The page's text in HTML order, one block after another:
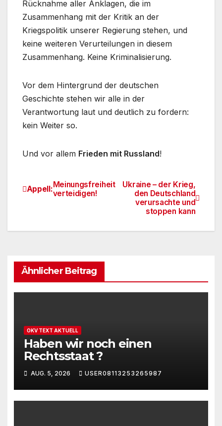
Rücknahme aller Anklagen, die im
Zusammenhang mit der Kritik an der
Kriegspolitik unserer Regierung stehen, und
keine weiteren Verurteilungen in diesem
Zusammenhang. Keine Kriminalisierung.
Vor dem Hintergrund der deutschen
Geschichte stehen wir alle in der
Verantwortung laut und deutlich zu fordern:
kein Weiter so.
Und vor allem Frieden mit Russland!
Beitragsnavigation
Ukraine – der Krieg,
den Deutschland
verursachte und
stoppen kann
Appell:Meinungsfreiheit
verteidigen!
Ähnlicher Beitrag
OKV TEXT AKTUELL
Haben wir noch einen
Rechtsstaat ?
AUG. 5, 2026 USER08113253265987